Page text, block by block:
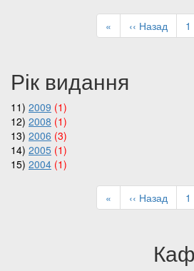
Перша
сторінка
«
Попередня
сторінка
‹‹ Назад 1
Рік видання
11) 2009 (1)
12) 2008 (1)
13) 2006 (3)
14) 2005 (1)
15) 2004 (1)
Перша
сторінка
«
Попередня
сторінка
‹‹ Назад 1